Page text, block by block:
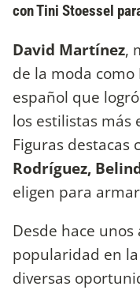
con Tini Stoessel
David Martínez,
de la moda como
español que
los estilistas más
Figuras destacas
Rodríguez,
eligen para
Desde hace
popularidad en
diversas